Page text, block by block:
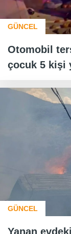
GÜNCEL
Otomobil
çocuk 5 kişi
GÜNCEL
Yanan